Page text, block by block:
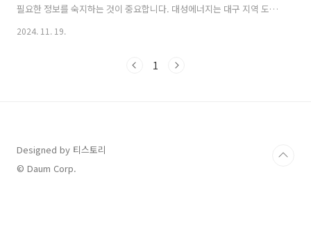
필요한 정보를 숙지하는 것이 중요합니다. 대성에너지는 대구 지역 도시
가스 공급을 담당하며, 고객의 편의를 위해 간단하고 체계적인 절차와 다
에 대해 아래에서 자세히 살펴보겠습니다. 대구도시가스 전입.전출 신청
2024. 11. 19.
1
Designed by 티스토리
© Daum Corp.